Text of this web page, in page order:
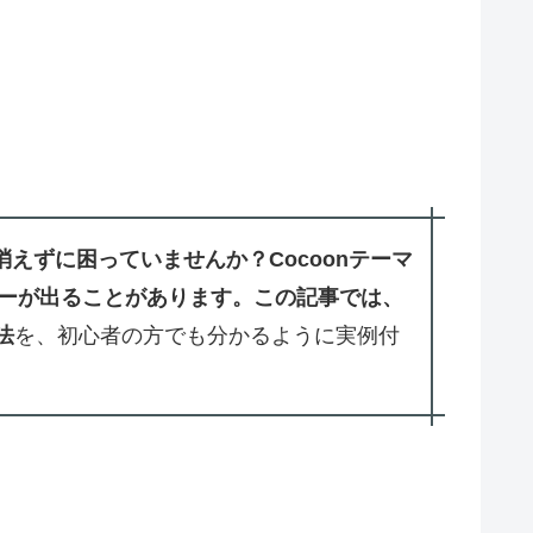
えずに困っていませんか？Cocoonテーマ
が出ることがあります。この記事では、
を、初心者の方でも分かるように実例付